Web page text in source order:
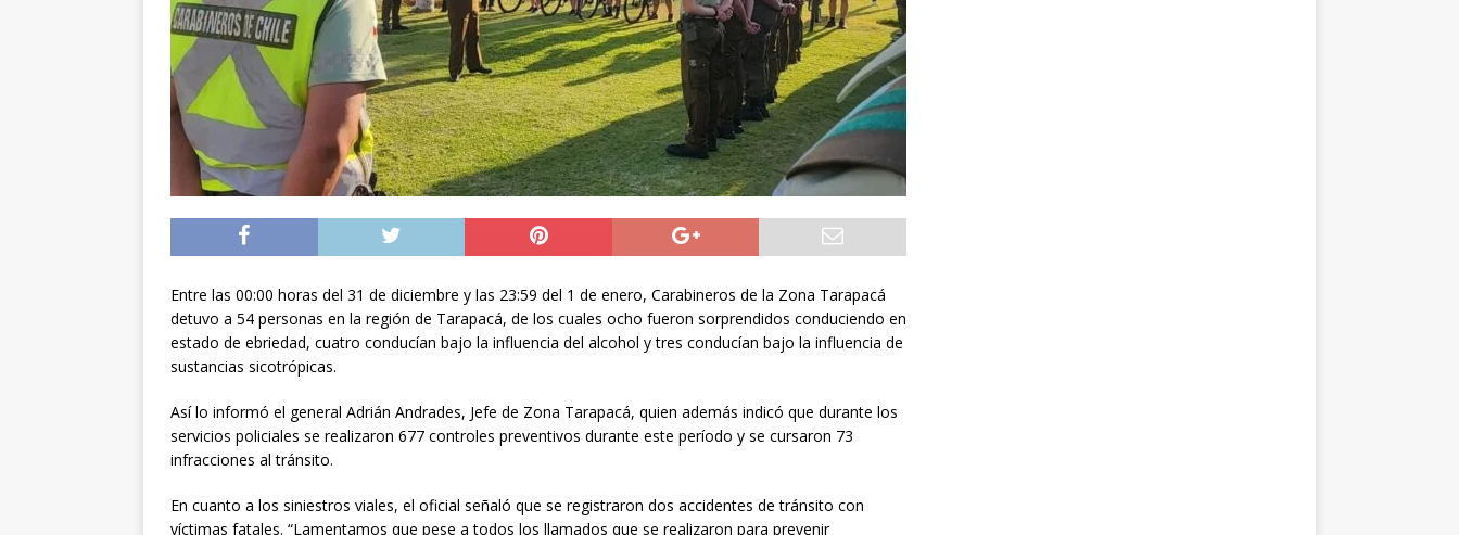
preventiva en la región
POLICIAL
[ 06/08/2026 ] El papa León XIV viajará a Uruguay, Argentina y Perú del 6 al 17 de
noviembre
INTERNACIONAL
[ 07/08/2026 ] Diputado Jofré oficia a la SCJ para fiscalizar el impacto fiscal en la
Municipalidad y el GORE Tarapacá
DEPORTES
Entre las 00:00 horas del 31 de diciembre y las 23:59 del 1 de enero, Carabineros de la Zona Tarapacá
detuvo a 54 personas en la región de Tarapacá, de los cuales ocho fueron sorprendidos conduciendo en
estado de ebriedad, cuatro conducían bajo la influencia del alcohol y tres conducían bajo la influencia de
sustancias sicotrópicas.
Así lo informó el general Adrián Andrades, Jefe de Zona Tarapacá, quien además indicó que durante los
servicios policiales se realizaron 677 controles preventivos durante este período y se cursaron 73
infracciones al tránsito.
En cuanto a los siniestros viales, el oficial señaló que se registraron dos accidentes de tránsito con
víctimas fatales. “Lamentamos que pese a todos los llamados que se realizaron para prevenir